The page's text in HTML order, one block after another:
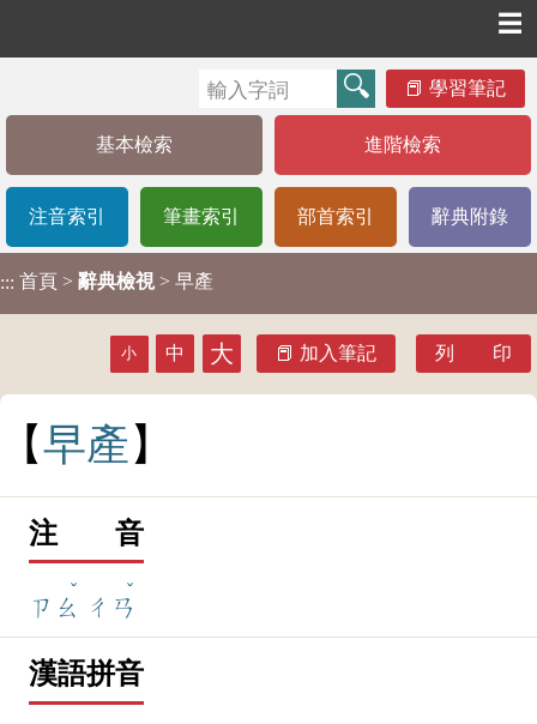
☰
學習筆記
基本檢索 進階檢索
注音索引 筆畫索引 部首索引 辭典附錄
::: 首頁 > 辭典檢視 > 早產
小 中 大 加入筆記 列 印
早產
注 音
ㄗㄠ
ˇ
ㄔㄢ
ˇ
漢語拼音